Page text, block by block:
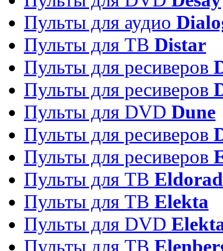
Пульты для аудио
Пульты для ТВ Distar
Пульты для ресиверов
Пульты для ресиверов
Пульты для DVD Dune
Пульты для ресиверов
Пульты для ресиверов
Пульты для ТВ
Пульты для ТВ Elekta
Пульты для DVD
Пульты для ТВ